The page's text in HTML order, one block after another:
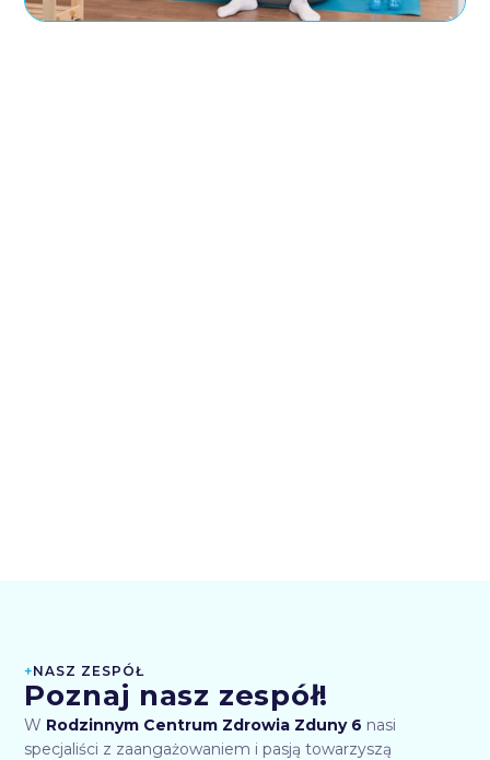
+NASZ ZESPÓŁ
Poznaj nasz zespół!
W Rodzinnym Centrum Zdrowia Zduny 6 nasi
specjaliści z zaangażowaniem i pasją towarzyszą